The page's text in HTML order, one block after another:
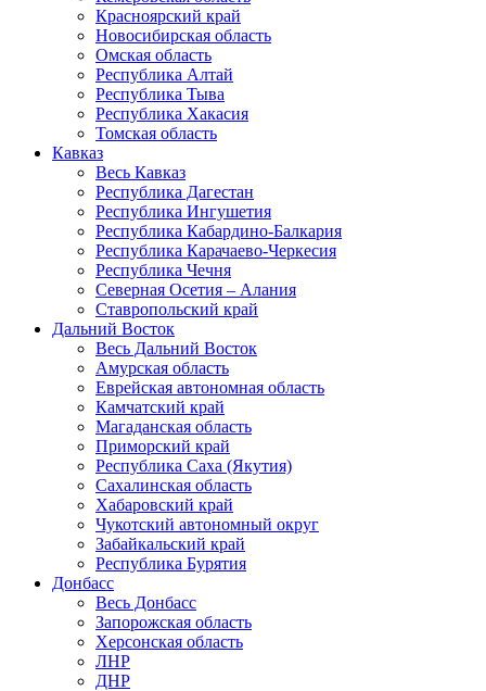
Красноярский край
Новосибирская область
Омская область
Республика Алтай
Республика Тыва
Республика Хакасия
Томская область
Кавказ
Весь Кавказ
Республика Дагестан
Республика Ингушетия
Республика Кабардино-Балкария
Республика Карачаево-Черкесия
Республика Чечня
Северная Осетия – Алания
Ставропольский край
Дальний Восток
Весь Дальний Восток
Амурская область
Еврейская автономная область
Камчатский край
Магаданская область
Приморский край
Республика Саха (Якутия)
Сахалинская область
Хабаровский край
Чукотский автономный округ
Забайкальский край
Республика Бурятия
Донбасс
Весь Донбасс
Запорожская область
Херсонская область
ЛНР
ДНР